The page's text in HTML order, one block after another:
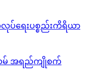
ရေးပစ္စည်းကိရိယာ
မ် အရည်ကျိုစက်